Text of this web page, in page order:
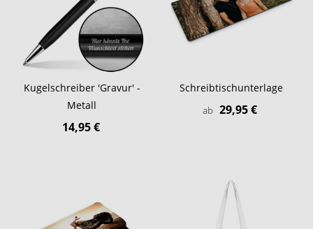
Kugelschreiber 'Gravur' -
Metall
14,95 €
Schreibtischunterlage
ab 29,95 €